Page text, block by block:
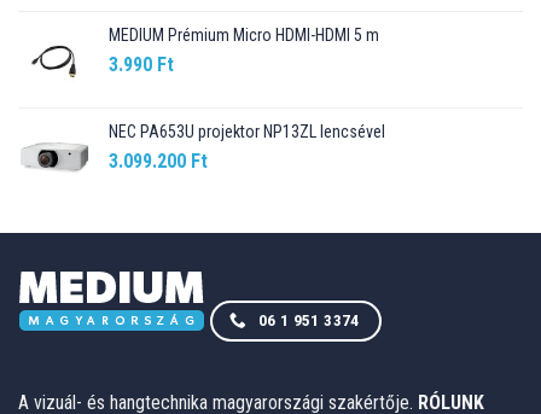
MEDIUM Prémium Micro HDMI-HDMI 5 m
3.990 Ft
NEC PA653U projektor NP13ZL lencsével
3.099.200 Ft
06 1 951 3374
A vizuál- és hangtechnika magyarországi szakértője. RÓLUNK